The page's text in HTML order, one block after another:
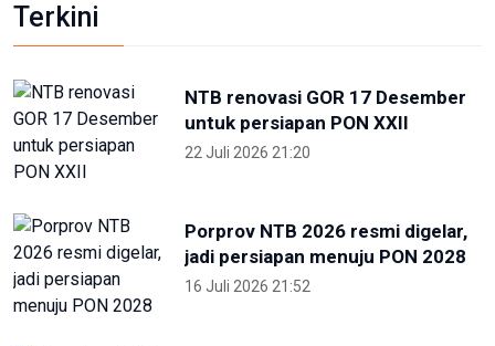
Terkini
NTB renovasi GOR 17 Desember
untuk persiapan PON XXII
22 Juli 2026 21:20
Porprov NTB 2026 resmi digelar,
jadi persiapan menuju PON 2028
16 Juli 2026 21:52